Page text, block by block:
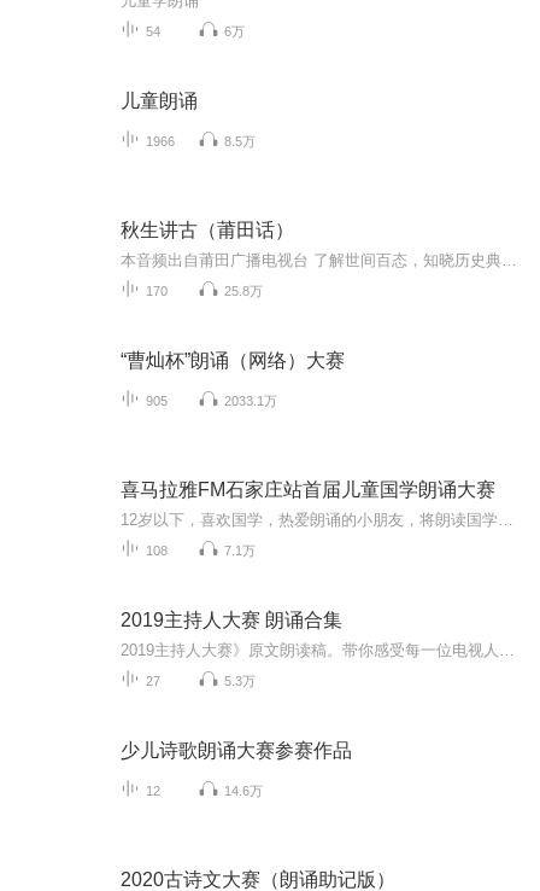
54 6万
儿童朗诵
1966 8.5万
秋生讲古（莆田话）
170 25.8万
“曹灿杯”朗诵（网络）大赛
905 2033.1万
喜马拉雅FM石家庄站首届儿童国学朗诵大赛
108 7.1万
2019主持人大赛 朗诵合集
27 5.3万
少儿诗歌朗诵大赛参赛作品
12 14.6万
2020古诗文大赛（朗诵助记版）